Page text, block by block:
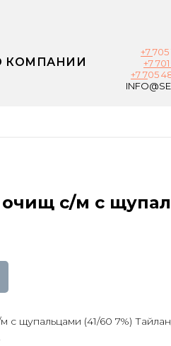
КОМПАНИИ
+7705
+7
+7 705
очищ с/м с
с щупальцами (41/60 7%)